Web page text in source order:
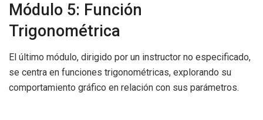
Módulo 5: Función
Trigonométrica
El último módulo, dirigido por un instructor no especificado,
se centra en funciones trigonométricas, explorando su
comportamiento gráfico en relación con sus parámetros.